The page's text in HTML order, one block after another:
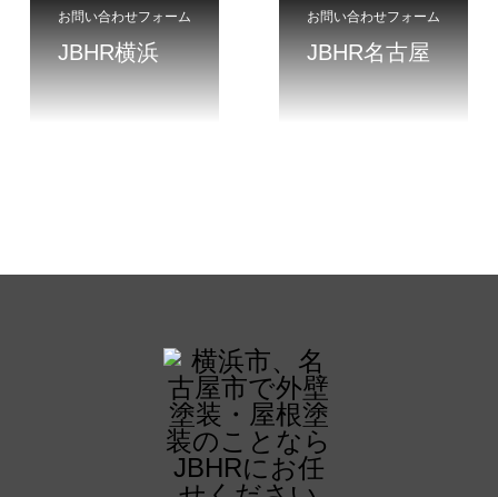
お問い合わせフォーム
JBHR横浜
お問い合わせフォーム
JBHR名古屋